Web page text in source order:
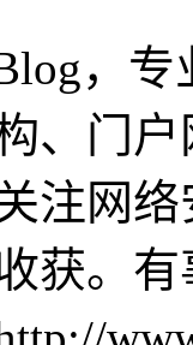
，
、门
注网
获。